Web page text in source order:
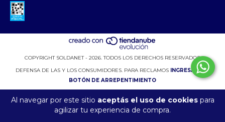
Al navegar por este sitio aceptás el uso de cookiespara
agilizar tu experiencia de compra.
COPYRIGHT SOLDANET - 2026. TODOS LOS DERECHOS RESERVADOS.
DEFENSA DE LAS Y LOS CONSUMIDORES. PARA RECLAMOS INGRESÁ ACÁ.
BOTÓN DE ARREPENTIMIENTO